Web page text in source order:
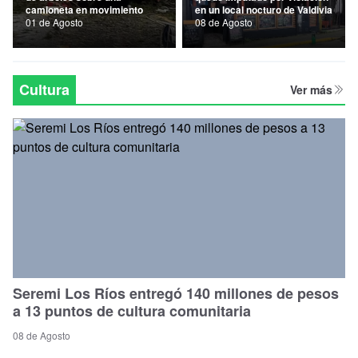
Nacional
Política
Regional
camioneta en movimiento
01 de Agosto
en un local nocturo de Valdivia
08 de Agosto
Cultura Ver más
Seremi Los Ríos entregó 140 millones de pesos
a 13 puntos de cultura comunitaria
08 de Agosto